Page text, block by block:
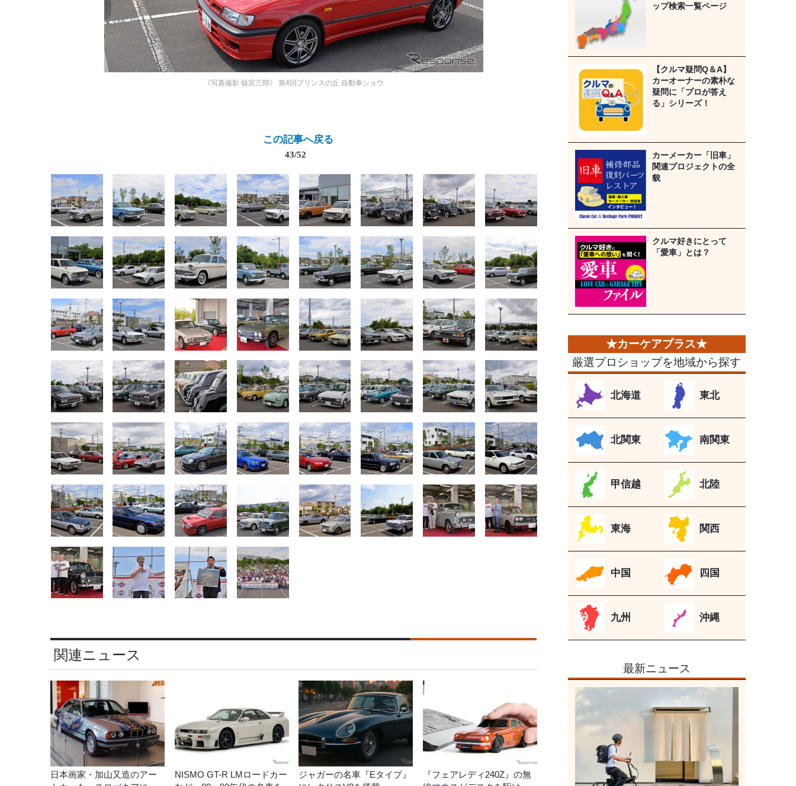
《写真撮影 嶽宮三郎》 第4回プリンスの丘 自動車ショウ
この記事へ戻る
43/52
関連ニュース
日本画家・加山又造のアー
NISMO GT-R LMロードカー
ジャガーの名車『Eタイプ』
『フェアレディ240Z』の無
ップ検索一覧ページ
【クルマ疑問Q＆A】
カーオーナーの素朴な
疑問に「プロが答え
る」シリーズ！
カーメーカー「旧車」
関連プロジェクトの全
貌
クルマ好きにとって
「愛車」とは？
厳選プロショップを地域から探す
北海道 東北
北関東 南関東
甲信越 北陸
東海 関西
中国 四国
九州 沖縄
最新ニュース